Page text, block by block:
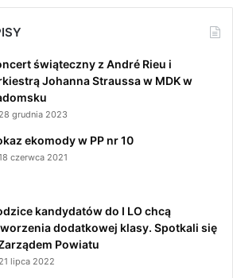
świąteczny z André Rieu i
Johanna Straussa w MDK w
28 grudnia 2023
ekomody w PP nr 10
czerwca 2021
kandydatów do I LO chcą
dodatkowej klasy. Spotkali się
Powiatu
21 lipca 2022